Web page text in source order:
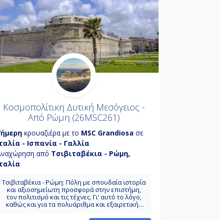
Reserve: Το Ocean Cay είναι ένα νησί στις
Μπαχάμες, το οποίο βρίσκεται στην περιοχή
Bimini. Είναι τεχνητό νησί, το οποίο χτίστηκε στα
τέλη της δεκαετίας του 1960 μέχρι τις αρχές της
δεκαετίας του 1970 και χρησιμοποιήθηκε ως
βιομηχανικός χώρος εκχύλισης άμμου. Η
προβλήτα ανακατασκευάστηκε ως ιδιωτικό
νησί, για να χρησιμοποιηθεί από τις
κρουαζιέρες MSC.
Κοσμοπολίτικη Δυτική Μεσόγειος -
Από Ρώμη (26MSC261)
κρουαζιέρα με το MSC Grandiosa σε
- Ισπανία - Γαλλία
από Τσιβιταβέκια - Ρώμη,
Τσιβιταβέκια - Ρώμη: Πόλη με σπουδαία ιστορία
και αξιοσημείωτη προσφορά στην επιστήμη,
τον πολιτισμό και τις τέχνες. Γι' αυτό το λόγο,
καθώς και για τα πολυάριθμα και εξαιρετικής
προστατευμένο από
πολιτιστικής
απέκτησε το
λόγω του ένδοξου
και των εντυπωσιακών
της πόλης.